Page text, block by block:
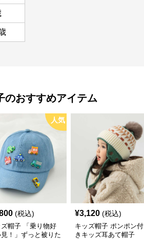
のおすすめアイテム
人気
(税込)
ズ帽子 「乗り物好
見！」ずっと被りた
¥3,120 (税込)
キッズ帽子 ポンポン付
きキッズ耳あて帽子